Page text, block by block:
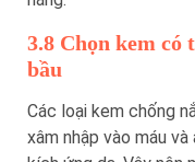
3.8 Chọn kem có
bầu
Các loại kem chống
xâm nhập vào máu